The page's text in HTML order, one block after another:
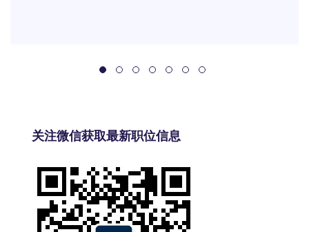
关注微信获取最新职位信息